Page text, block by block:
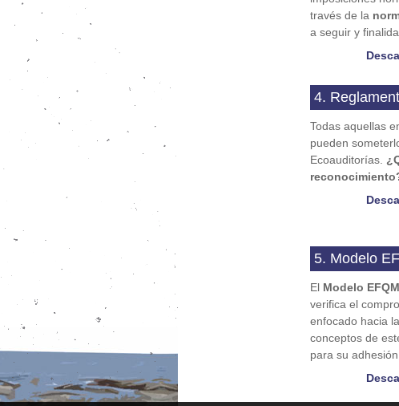
través de la
a seguir y
4.
Todas aquellas
pueden
Ecoauditorías.
5. Modelo
El Modelo EFQM
verifica el
enfocado hacia
conceptos de
para su adhesión.